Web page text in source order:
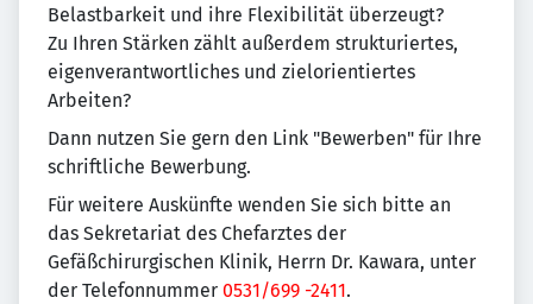
Belastbarkeit und ihre Flexibilität überzeugt?
Zu Ihren Stärken zählt außerdem strukturiertes,
eigenverantwortliches und zielorientiertes
Arbeiten?
Dann nutzen Sie gern den Link "Bewerben" für Ihre
schriftliche Bewerbung.
Für weitere Auskünfte wenden Sie sich bitte an
das Sekretariat des Chefarztes der
Gefäßchirurgischen Klinik, Herrn Dr. Kawara, unter
der Telefonnummer 0531/699 -2411.